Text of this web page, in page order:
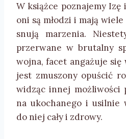
W książce poznajemy Izę
oni są młodzi i mają
snują marzenia.
przerwane w brutalny
wojna, facet angażuje
jest zmuszony opuścić
widząc innej możliwości
na ukochanego i usilnie
do niej cały i zdrowy.